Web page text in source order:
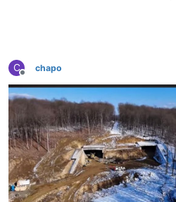
C
Deconectat
chapo